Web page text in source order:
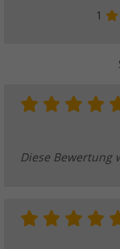
1
Diese Bewertung